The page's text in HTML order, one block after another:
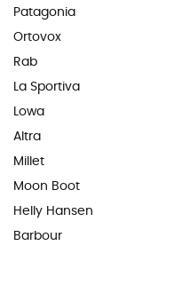
Patagonia
Ortovox
Rab
La Sportiva
Lowa
Altra
Millet
Moon Boot
Helly Hansen
Barbour